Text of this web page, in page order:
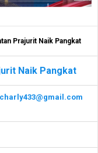
Prajurit Naik Pangkat
Naik Pangkat